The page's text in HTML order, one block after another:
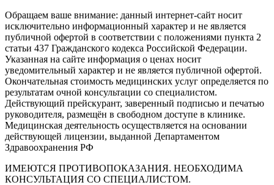
Обращаем ваше внимание: данный интернет-сайт носит
исключительно информационный характер и не является
публичной офертой в соответствии с положениями пункта 2
статьи 437 Гражданского кодекса Российской Федерации.
Указанная на сайте информация о ценах носит
уведомительный характер и не является публичной офертой.
Окончательная стоимость медицинских услуг определяется по
результатам очной консультации со специалистом.
Действующий прейскурант, заверенный подписью и печатью
руководителя, размещён в свободном доступе в клинике.
Медицинская деятельность осуществляется на основании
действующей лицензии, выданной Департаментом
Здравоохранения РФ
ИМЕЮТСЯ ПРОТИВОПОКАЗАНИЯ. НЕОБХОДИМА
КОНСУЛЬТАЦИЯ СО СПЕЦИАЛИСТОМ.